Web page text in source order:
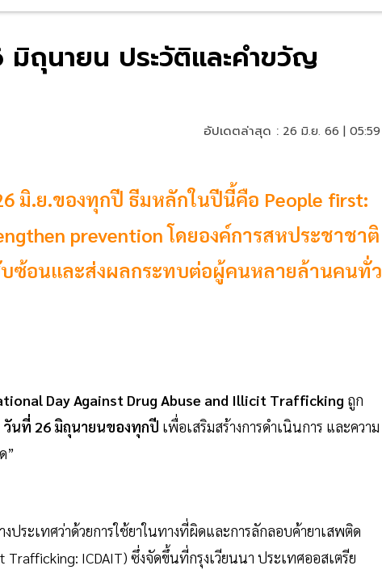
ถุนายน ประวัติและคำขวัญ
อัปเดตล่าสุด : 26 มิ.ย. 66 |
มิ.ย.ของทุกปี ธีมหลักในปีนี้คือ People first:
prevention โดยองค์การสหประชาชาติ
ซ้อนและส่งผลกระทบต่อผู้คนหลายล้านคนทั่ว
Day Against Drug Abuse and Illicit Trafficking ถูก
วันที่ 26 มิถุนายนของทุกปี เพื่อเสริมสร้างการดำเนินการ และความ
”
ระเทศว่าด้วยการใช้ยาในทางที่ผิดและการลักลอบค้ายาเสพติด
ICDAIT) ซึ่งจัดขึ้นที่กรุงเวียนนา ประเทศออสเตรีย